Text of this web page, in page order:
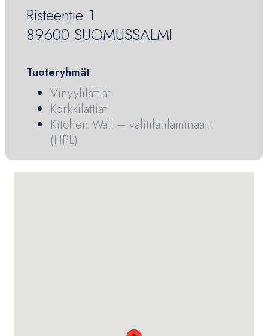
Risteentie 1
89600 SUOMUSSALMI
Tuoteryhmät
Vinyylilattiat
Korkkilattiat
Kitchen Wall – välitilanlaminaatit
(HPL)